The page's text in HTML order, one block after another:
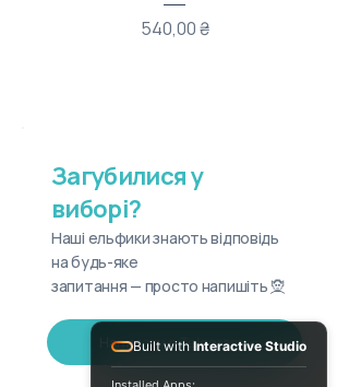
Ціна
540,00 ₴
Загубилися у
виборі?
Наші ельфики знають відповідь
на будь-яке
запитання — просто напишіть 🧝
Написати в Telegram
Built with Interactive Studio